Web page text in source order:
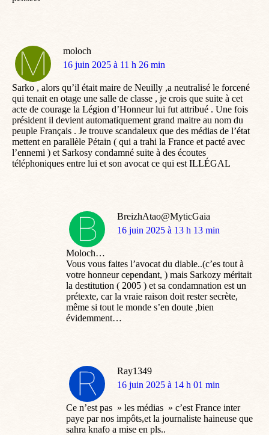
moloch
dit
16 juin 2025 à 11 h 26 min
Sarko , alors qu’il était maire de Neuilly ,a neutralisé le forcené
qui tenait en otage une salle de classe , je crois que suite à cet
acte de courage la Légion d’Honneur lui fut attribué . Une fois
président il devient automatiquement grand maitre au nom du
peuple Français . Je trouve scandaleux que des médias de l’état
mettent en parallèle Pétain ( qui a trahi la France et pacté avec
l’ennemi ) et Sarkosy condamné suite à des écoutes
téléphoniques entre lui et son avocat ce qui est ILLÉGAL
BreizhAtao@MyticGaia
dit
16 juin 2025 à 13 h 13 min
Moloch…
Vous vous faites l’avocat du diable..(c’es tout à
votre honneur cependant, ) mais Sarkozy méritait
la destitution ( 2005 ) et sa condamnation est un
prétexte, car la vraie raison doit rester secrète,
même si tout le monde s’en doute ,bien
évidemment…
Ray1349
dit
16 juin 2025 à 14 h 01 min
Ce n’est pas » les médias » c’est France inter
paye par nos impôts,et la journaliste haineuse que
sahra knafo a mise en pls..